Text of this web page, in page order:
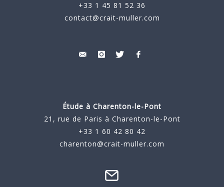
+33 1 45 81 52 36
contact@crait-muller.com
Étude à Charenton-le-Pont
21, rue de Paris à Charenton-le-Pont
+33 1 60 42 80 42
charenton@crait-muller.com